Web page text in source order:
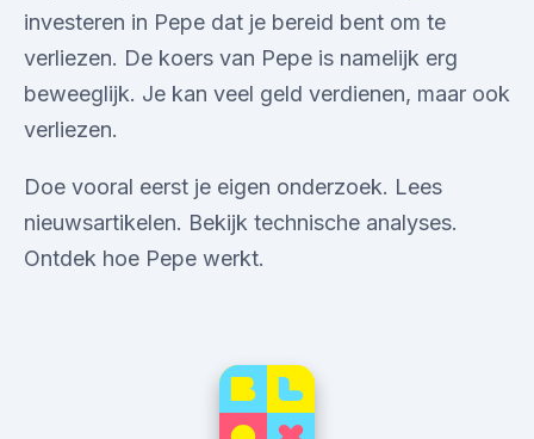
investeren in Pepe dat je bereid bent om te
verliezen. De koers van Pepe is namelijk erg
beweeglijk. Je kan veel geld verdienen, maar ook
verliezen.
Doe vooral eerst je eigen onderzoek. Lees
nieuwsartikelen. Bekijk technische analyses.
Ontdek hoe Pepe werkt.